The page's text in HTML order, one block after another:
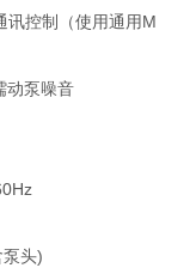
控制（使用通用M
动泵噪音
头)